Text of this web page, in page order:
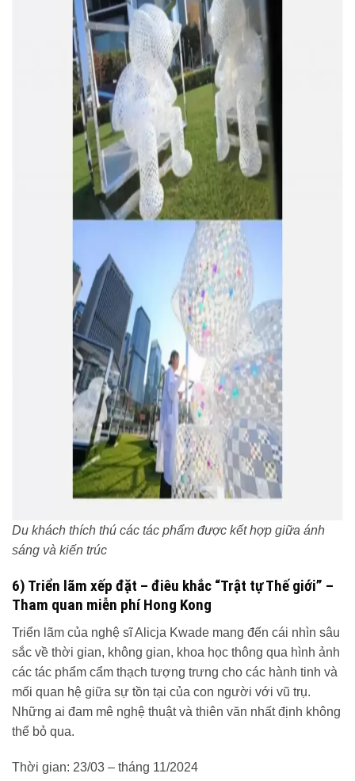
Du khách thích thú các tác phẩm được kết hợp giữa ánh
sáng và kiến trúc
6) Triển lãm xếp đặt – điêu khắc “Trật tự Thế giới” –
Tham quan miễn phí Hong Kong
Triển lãm của nghệ sĩ Alicja Kwade mang đến cái nhìn sâu
sắc về thời gian, không gian, khoa học thông qua hình ảnh
các tác phẩm cẩm thạch tượng trưng cho các hành tinh và
mối quan hệ giữa sự tồn tại của con người với vũ trụ.
Những ai đam mê nghệ thuật và thiên văn nhất định không
thể bỏ qua.
Thời gian: 23/03 – tháng 11/2024